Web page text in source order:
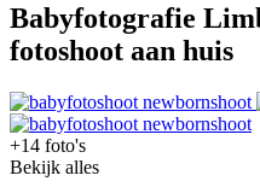
Babyfotografie
fotoshoot aan huis
+14 foto's
Bekijk alles